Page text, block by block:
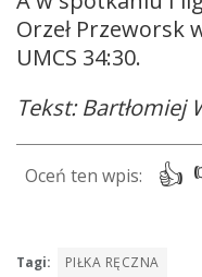
Orzeł Przeworsk
UMCS 34:30.
Tekst: Bartłomiej
Tagi: PIŁKA RĘCZNA